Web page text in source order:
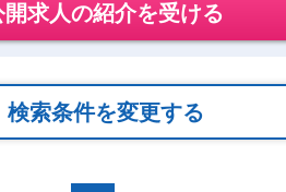
開求人の紹介を受ける
検索条件を変更する